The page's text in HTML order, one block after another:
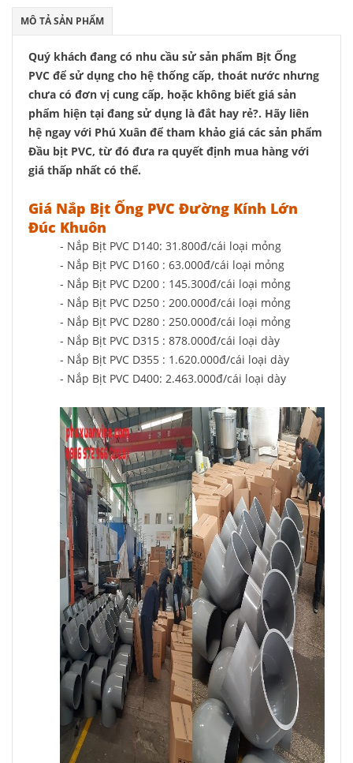
MÔ TẢ SẢN PHẨM
Quý khách đang có nhu cầu sử sản phẩm Bịt Ống
PVC để sử dụng cho hệ thống cấp, thoát nước nhưng
chưa có đơn vị cung cấp, hoặc không biết giá sản
phẩm hiện tại đang sử dụng là đắt hay rẻ?. Hãy liên
hệ ngay với Phú Xuân để tham khảo giá các sản phẩm
Đầu bịt PVC, từ đó đưa ra quyết định mua hàng với
giá thấp nhất có thể.
Giá Nắp Bịt Ống PVC Đường Kính Lớn
Đúc Khuôn
- Nắp Bịt PVC D140: 31.800đ/cái loại mỏng
- Nắp Bịt PVC D160 : 63.000đ/cái loại mỏng
- Nắp Bịt PVC D200 : 145.300đ/cái loại mỏng
- Nắp Bịt PVC D250 : 200.000đ/cái loại mỏng
- Nắp Bịt PVC D280 : 250.000đ/cái loại mỏng
- Nắp Bịt PVC D315 : 878.000đ/cái loại dày
- Nắp Bịt PVC D355 : 1.620.000đ/cái loại dày
- Nắp Bịt PVC D400: 2.463.000đ/cái loại dày